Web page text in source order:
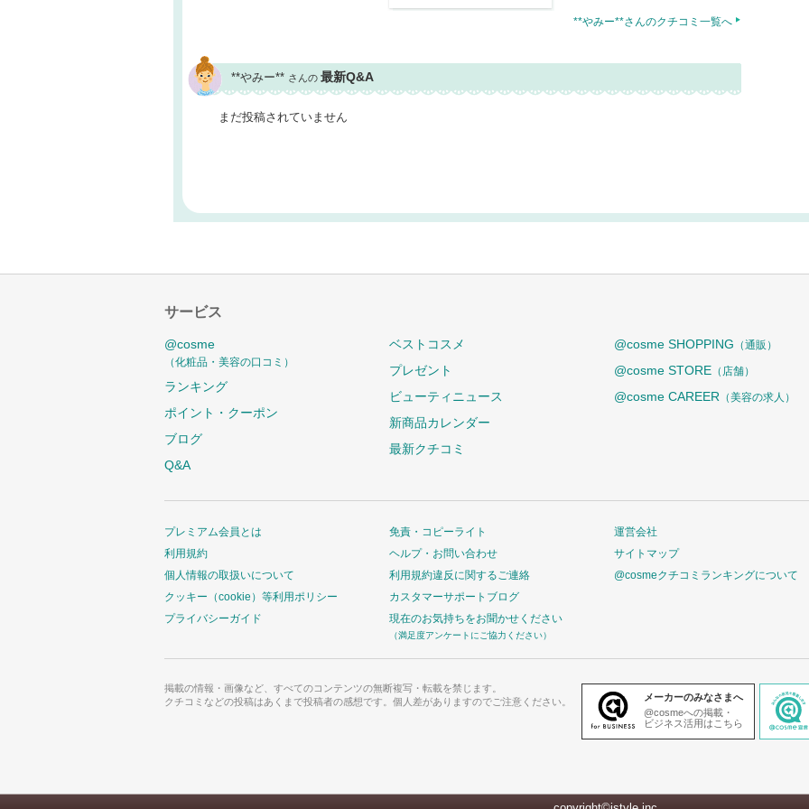
**やみー**さんのクチコミ一覧へ
**やみー** さんの 最新Q&A
まだ投稿されていません
サービス
@cosme
（化粧品・美容の口コミ）
ランキング
ポイント・クーポン
ブログ
Q&A
ベストコスメ
プレゼント
ビューティニュース
新商品カレンダー
最新クチコミ
@cosme SHOPPING （通販）
@cosme STORE （店舗）
@cosme CAREER （美容の求人）
プレミアム会員とは
利用規約
個人情報の取扱いについて
クッキー（cookie）等利用ポリシー
プライバシーガイド
免責・コピーライト
ヘルプ・お問い合わせ
利用規約違反に関するご連絡
カスタマーサポートブログ
現在のお気持ちをお聞かせください
（満足度アンケートにご協力ください）
運営会社
サイトマップ
@cosmeクチコミランキングについて
掲載の情報・画像など、すべてのコンテンツの無断複写・転載を禁じます。
クチコミなどの投稿はあくまで投稿者の感想です。個人差がありますのでご注意ください。
メーカーのみなさまへ
@cosmeへの掲載・
ビジネス活用はこちら